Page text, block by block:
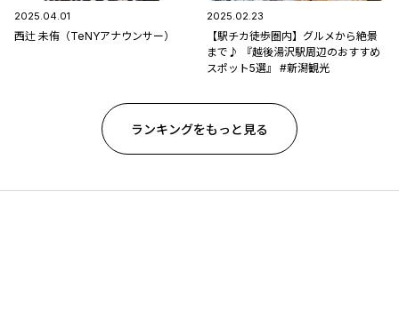
2025.04.01
西辻 未侑（TeNYアナウンサー）
2025.02.23
【駅チカ徒歩圏内】グルメから絶景
まで♪ 『越後湯沢駅周辺のおすすめ
スポット5選』 #新潟観光
ランキングをもっと見る